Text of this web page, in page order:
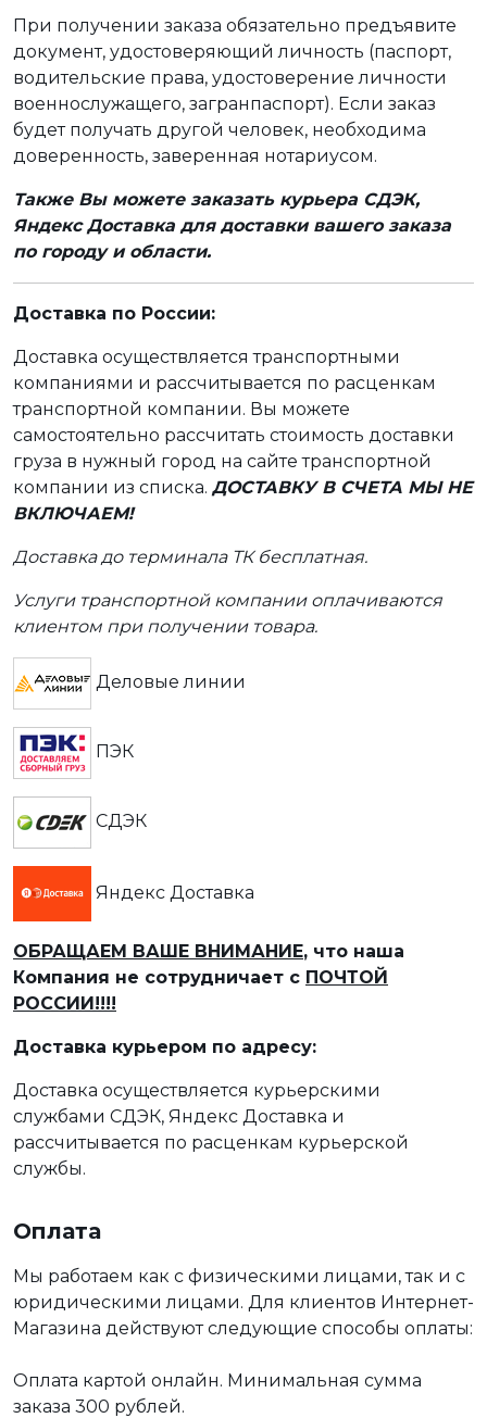
При получении заказа обязательно предъявите
документ, удостоверяющий личность (паспорт,
водительские права, удостоверение личности
военнослужащего, загранпаспорт). Если заказ
будет получать другой человек, необходима
доверенность, заверенная нотариусом.
Также Вы можете заказать курьера СДЭК,
Яндекс Доставка для доставки вашего заказа
по городу и области.
Доставка по России:
Доставка осуществляется транспортными
компаниями и рассчитывается по расценкам
транспортной компании. Вы можете
самостоятельно рассчитать стоимость доставки
груза в нужный город на сайте транспортной
компании из списка. ДОСТАВКУ В СЧЕТА МЫ НЕ
ВКЛЮЧАЕМ!
Доставка до терминала ТК бесплатная.
Услуги транспортной компании оплачиваются
клиентом при получении товара.
Деловые линии
ПЭК
СДЭК
Яндекс Доставка
ОБРАЩАЕМ ВАШЕ ВНИМАНИЕ, что наша
Компания не сотрудничает с ПОЧТОЙ
РОССИИ!!!!
Доставка курьером по адресу:
Доставка осуществляется курьерскими
службами СДЭК, Яндекс Доставка и
рассчитывается по расценкам курьерской
службы.
Оплата
Мы работаем как с физическими лицами, так и с
юридическими лицами. Для клиентов Интернет-
Магазина действуют следующие способы оплаты:
Оплата картой онлайн. Минимальная сумма
заказа 300 рублей.